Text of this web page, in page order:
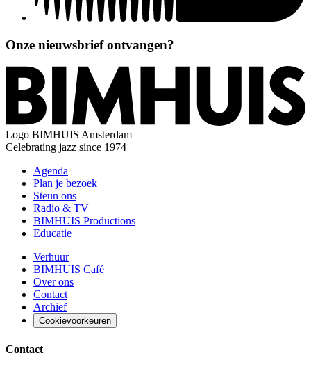
Onze nieuwsbrief ontvangen?
Logo BIMHUIS Amsterdam
Celebrating jazz since 1974
Agenda
Plan je bezoek
Steun ons
Radio & TV
BIMHUIS Productions
Educatie
Verhuur
BIMHUIS Café
Over ons
Contact
Archief
Cookievoorkeuren
Contact